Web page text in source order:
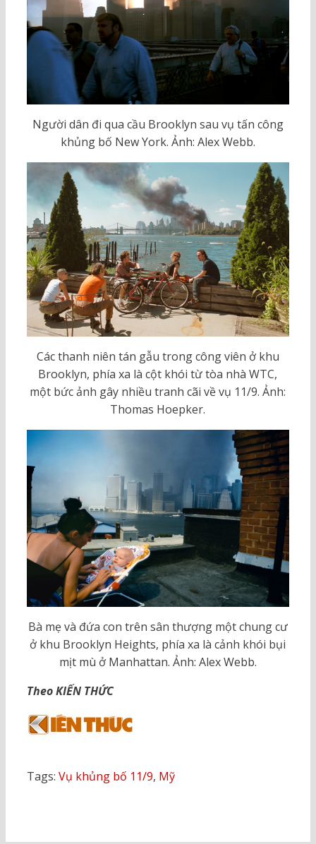
Người dân đi qua cầu Brooklyn sau vụ tấn công
khủng bố New York. Ảnh: Alex Webb.
Các thanh niên tán gẫu trong công viên ở khu
Brooklyn, phía xa là cột khói từ tòa nhà WTC,
một bức ảnh gây nhiều tranh cãi về vụ 11/9. Ảnh:
Thomas Hoepker.
Bà mẹ và đứa con trên sân thượng một chung cư
ở khu Brooklyn Heights, phía xa là cảnh khói bụi
mịt mù ở Manhattan. Ảnh: Alex Webb.
Theo KIẾN THỨC
Tags: Vụ khủng bố 11/9, Mỹ